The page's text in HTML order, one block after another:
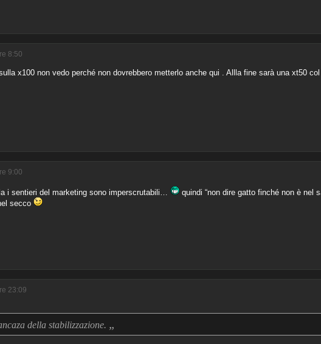
8:50
x100 non vedo perché non dovrebbero metterlo anche qui . Allla fine sarà una xt50
9:00
i sentieri del marketing sono imperscrutabili…
quindi “non dire gatto finché non è nel
secco
23:09
della stabilizzazione. „